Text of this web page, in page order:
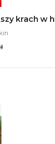
krach w